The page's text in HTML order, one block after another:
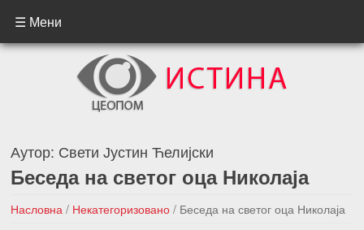
☰ Мени
Аутор: Свети Јустин Ћелијски
Беседа на светог оца Николаја
Насловна / Некатегоризовано / Беседа на светог оца Николаја